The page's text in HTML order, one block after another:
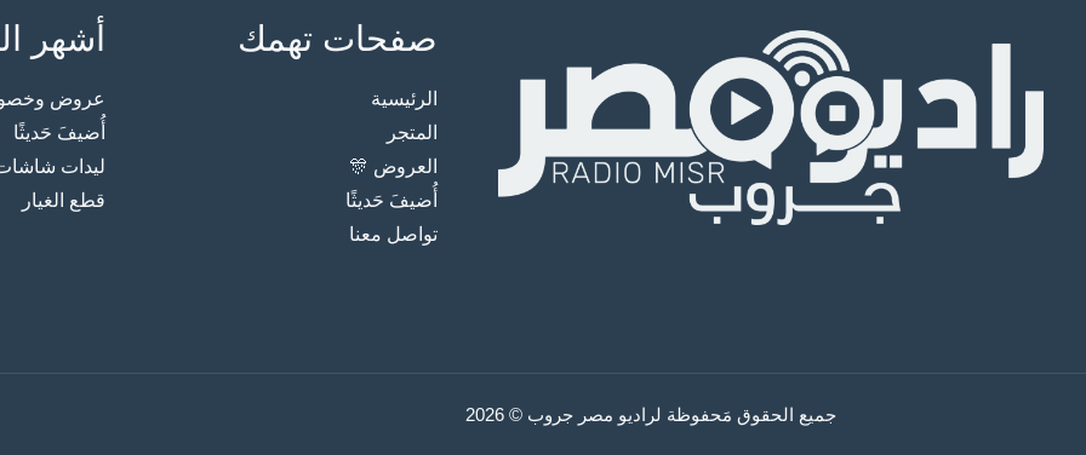
صفحات تهمك
الرئيسية
المتجر
العروض 🎊
أُضيفَ حَديثًا
تواصل معنا
أشهر
عروض
أُضيفَ حَديثًا
ليدات
قطع الغيار
جميع الحقوق مَحفوظة لراديو مصر جروب © 2026